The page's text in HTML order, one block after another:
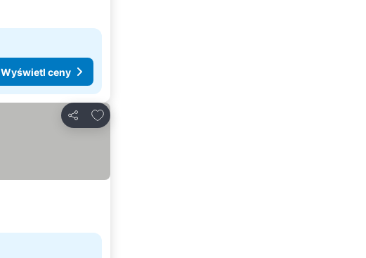
Wyświetl ceny
Udostępnij
Dodaj do ulubionych